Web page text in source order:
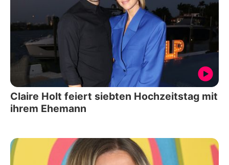
Claire Holt feiert siebten Hochzeitstag mit
ihrem Ehemann